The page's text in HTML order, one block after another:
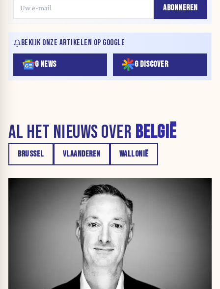
ABONNEREN
BEKIJK ONZE ARTIKELEN OP GOOGLE
G NEWS G DISCOVER
AL HET NIEUWS OVER BELGIË
BRUSSEL VLAANDEREN WALLONIË